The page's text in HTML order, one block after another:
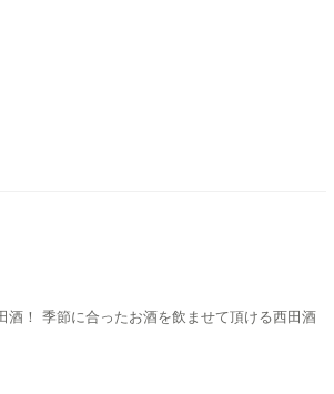
！ 季節に合ったお酒を飲ませて頂ける西田酒